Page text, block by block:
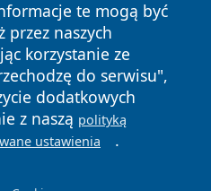
te mogą być
przez naszych
korzystanie ze
do serwisu",
dodatkowych
z naszą polityką
ustawienia .
Wszystkie prawa
Polityka
Cookies